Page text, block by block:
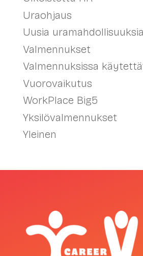
Uraohjaus
Uusia
Valmennukset
Valmennuksissa
Vuorovaikutus
WorkPlace Big5
Yksilövalmennukset
Yleinen